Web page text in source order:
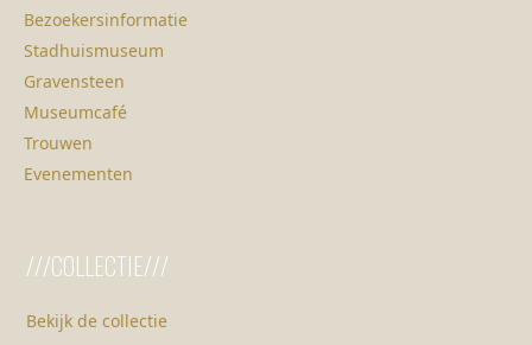
Bezoekersinformatie
Stadhuismuseum
Gravensteen
Museumcafé
Trouwen
Evenementen
///COLLECTIE///
Bekijk de collectie